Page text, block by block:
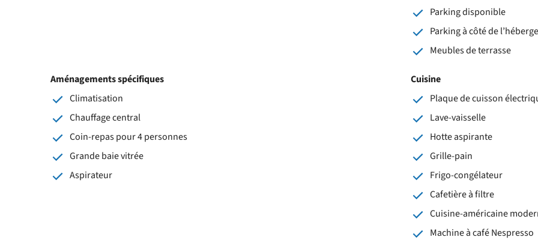
Parking disponible
Parking à côté de
Meubles de terrasse
Aménagements spécifiques
Climatisation
Chauffage central
Coin-repas pour 4 personnes
Grande baie vitrée
Aspirateur
Cuisine
Plaque de cuisson
Lave-vaisselle
Hotte aspirante
Grille-pain
Frigo-congélateur
Cafetière à filtre
Cuisine-américaine
Machine à café Nespresso